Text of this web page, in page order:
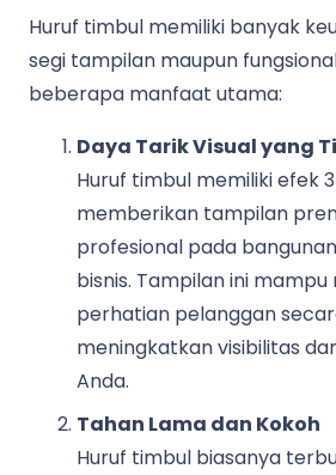
Huruf timbul memiliki banyak
segi tampilan maupun
beberapa manfaat utama:
Daya Tarik Visual yang
Huruf timbul memiliki efek
memberikan tampilan
profesional pada
bisnis. Tampilan ini
perhatian pelanggan
meningkatkan visibilitas
Anda.
Tahan Lama dan Kokoh
Huruf timbul biasanya